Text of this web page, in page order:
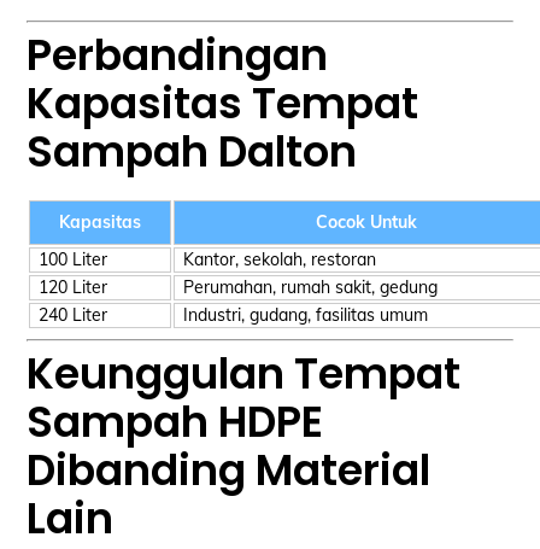
Perbandingan
Kapasitas Tempat
Sampah Dalton
Kapasitas
Cocok Untuk
100 Liter
Kantor, sekolah, restoran
120 Liter
Perumahan, rumah sakit, gedung
240 Liter
Industri, gudang, fasilitas umum
Keunggulan Tempat
Sampah HDPE
Dibanding Material
Lain